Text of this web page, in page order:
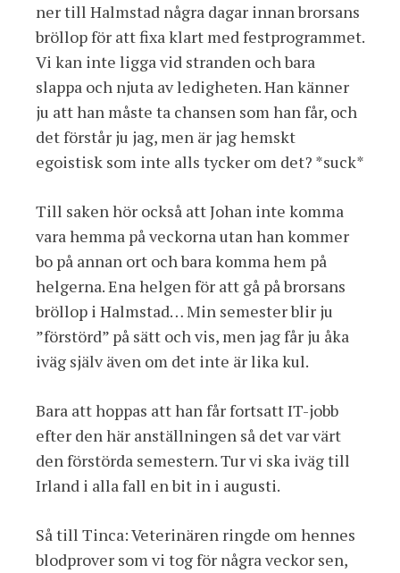
ner till Halmstad några dagar innan brorsans
bröllop för att fixa klart med festprogrammet.
Vi kan inte ligga vid stranden och bara
slappa och njuta av ledigheten. Han känner
ju att han måste ta chansen som han får, och
det förstår ju jag, men är jag hemskt
egoistisk som inte alls tycker om det? *suck*
Till saken hör också att Johan inte komma
vara hemma på veckorna utan han kommer
bo på annan ort och bara komma hem på
helgerna. Ena helgen för att gå på brorsans
bröllop i Halmstad… Min semester blir ju
”förstörd” på sätt och vis, men jag får ju åka
iväg själv även om det inte är lika kul.
Bara att hoppas att han får fortsatt IT-jobb
efter den här anställningen så det var värt
den förstörda semestern. Tur vi ska iväg till
Irland i alla fall en bit in i augusti.
Så till Tinca: Veterinären ringde om hennes
blodprover som vi tog för några veckor sen,